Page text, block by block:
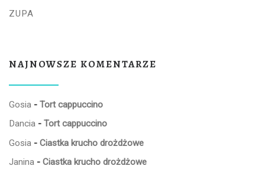
ZUPA
NAJNOWSZE KOMENTARZE
Gosia - Tort cappuccino
Dancia - Tort cappuccino
Gosia - Ciastka krucho drożdżowe
Janina - Ciastka krucho drożdżowe